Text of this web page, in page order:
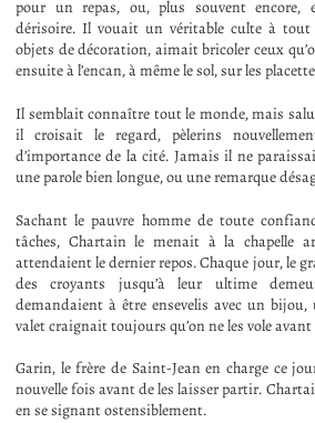
pour un repas, ou, plus souvent encore,
dérisoire. Il vouait un véritable culte à
objets de décoration, aimait bricoler ceux
ensuite à l’encan, à même le sol, sur les
Il semblait connaître tout le monde, mais
il croisait le regard, pèlerins
d’importance de la cité. Jamais il ne
une parole bien longue, ou une remarque
Sachant le pauvre homme de toute
tâches, Chartain le menait à la chapelle
attendaient le dernier repos. Chaque jour, le
des croyants jusqu’à leur ultime
demandaient à être ensevelis avec un
valet craignait toujours qu’on ne les vole
Garin, le frère de Saint-Jean en charge ce
nouvelle fois avant de les laisser partir.
en se signant ostensiblement.